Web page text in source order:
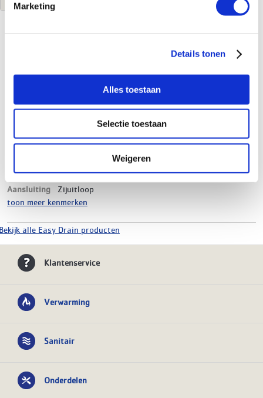
Marketing
Details tonen
Alles toestaan
Selectie toestaan
Weigeren
Merk
Easy Drain
RLCED900BRG
Product soort
Douchegoot
R-line clean
Materiaal
RVS
Breedte
60 mm
Aansluiting
Zijuitloop
toon meer kenmerken
alle Easy Drain producten
Klantenservice
Verwarming
Sanitair
Onderdelen